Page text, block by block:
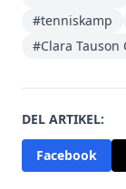
#tenniskamp
#Clara Tauson
DEL ARTIKEL:
Facebook